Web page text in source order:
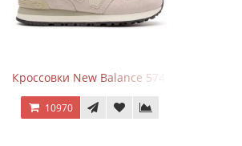
Кроссовки New Balance 574 Light Grey Pink
10970